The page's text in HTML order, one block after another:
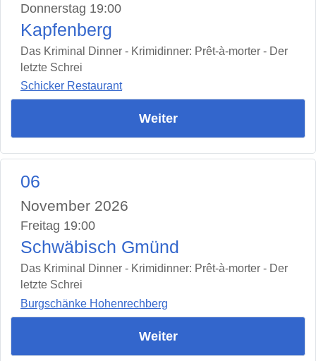
Donnerstag 19:00
Kapfenberg
Das Kriminal Dinner - Krimidinner: Prêt-à-morter - Der
letzte Schrei
Schicker Restaurant
Weiter
06
November 2026
Freitag 19:00
Schwäbisch Gmünd
Das Kriminal Dinner - Krimidinner: Prêt-à-morter - Der
letzte Schrei
Burgschänke Hohenrechberg
Weiter